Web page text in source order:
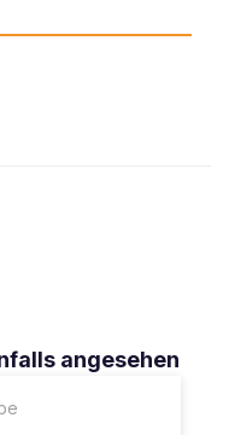
angesehen